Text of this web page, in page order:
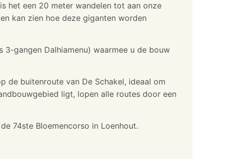
het een 20 meter wandelen tot aan onze
kan zien hoe deze giganten worden
gangen Dalhiamenu) waarmee u de bouw
de buitenroute van De Schakel, ideaal om
ligt, lopen alle routes door een
74ste Bloemencorso in Loenhout.